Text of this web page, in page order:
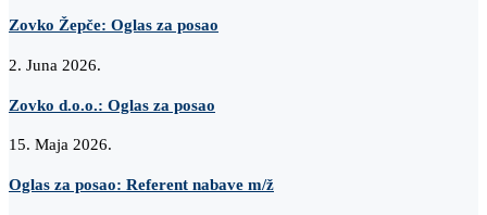
Zovko Žepče: Oglas za posao
2. Juna 2026.
Zovko d.o.o.: Oglas za posao
15. Maja 2026.
Oglas za posao: Referent nabave m/ž